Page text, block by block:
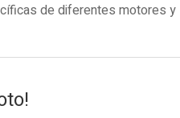
de diferentes motores y